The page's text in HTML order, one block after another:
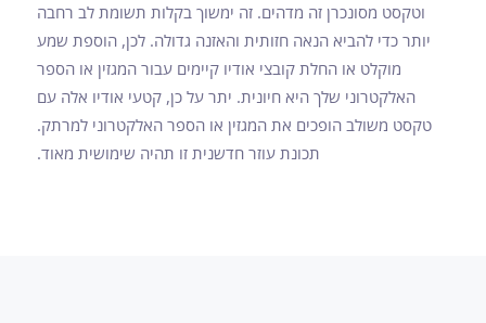
וטקסט מסונכרן זה מדהים. זה ימשוך בקלות תשומת לב רחבה
יותר כדי להביא הנאה חזותית והאזנה גדולה. לכן, הוספת שמע
מוקלט או החלת קובצי אודיו קיימים עבור המגזין או הספר
האלקטרוני שלך היא חיונית. יתר על כן, קטעי אודיו אלה עם
טקסט משולב הופכים את המגזין או הספר האלקטרוני למרתק.
תכונת עוזר חדשנית זו תהיה שימושית מאוד.